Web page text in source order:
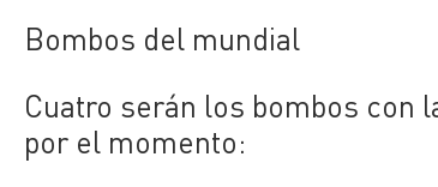
Bombos del mundial
Cuatro serán los bombos con
por el momento: